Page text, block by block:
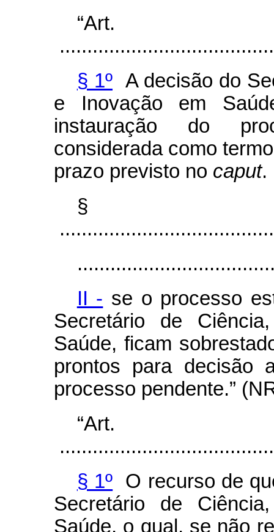
§ 1º A decisão do
e Inovação em
instauração do
considerada como
prazo previsto no caput.
§
II - se o processo
Secretário de
Saúde, ficam
prontos para
processo pendente.”
§ 1º O recurso de
Secretário de
Saúde, o qual, se não